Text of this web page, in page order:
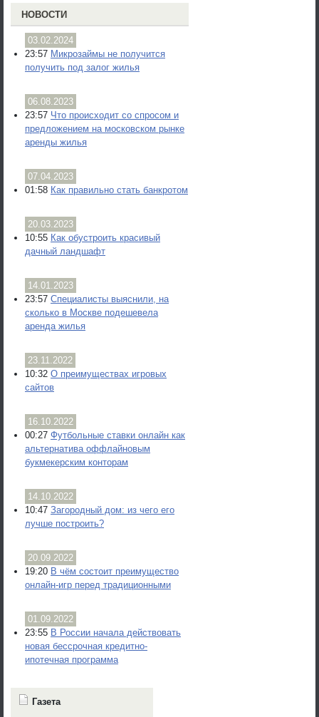
НОВОСТИ
03.02.2024
23:57 Микрозаймы не получится
получить под залог жилья
06.08.2023
23:57 Что происходит со спросом и
предложением на московском рынке
аренды жилья
07.04.2023
01:58 Как правильно стать банкротом
20.03.2023
10:55 Как обустроить красивый
дачный ландшафт
14.01.2023
23:57 Специалисты выяснили, на
сколько в Москве подешевела
аренда жилья
23.11.2022
10:32 О преимуществах игровых
сайтов
16.10.2022
00:27 Футбольные ставки онлайн как
альтернатива оффлайновым
букмекерским конторам
14.10.2022
10:47 Загородный дом: из чего его
лучше построить?
20.09.2022
19:20 В чём состоит преимущество
онлайн-игр перед традиционными
01.09.2022
23:55 В России начала действовать
новая бессрочная кредитно-
ипотечная программа
Газета